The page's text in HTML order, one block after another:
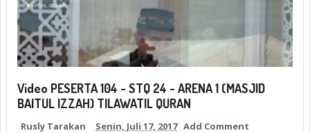
Video PESERTA 104 - STQ 24 - ARENA 1 (MASJID
BAITUL IZZAH) TILAWATIL QURAN
Rusly Tarakan Senin, Juli 17, 2017 Add Comment